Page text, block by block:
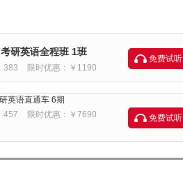
研英语全程班 1班
383 限时优惠：￥1190
免费试听
英语直通车 6期
457
限时优惠：￥7690 免费试听